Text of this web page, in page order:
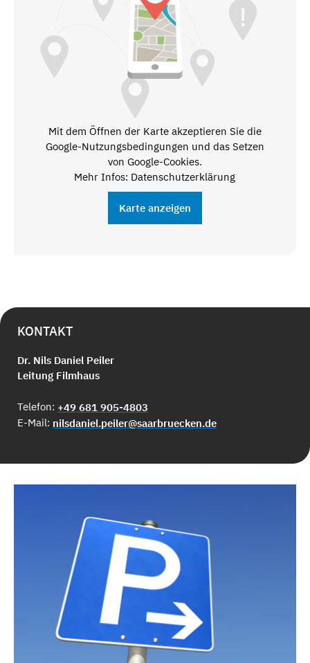
Mit dem Öffnen der Karte akzeptieren Sie die
Google-Nutzungsbedingungen und das Setzen
von Google-Cookies.
Mehr Infos: Datenschutzerklärung
Karte anzeigen
KONTAKT
Dr. Nils Daniel Peiler
Leitung Filmhaus
Telefon: +49 681 905-4803
E-Mail: nilsdaniel.peiler@saarbruecken.de